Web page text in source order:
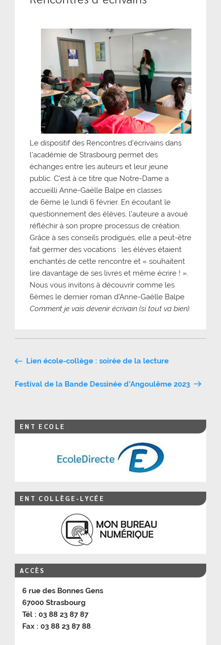
Le dispositif des Rencontres d’écrivains dans
l’académie de Strasbourg permet des
échanges entre les auteurs et leur jeune
public. C’est à ce titre que Notre-Dame a
accueilli Anne-Gaëlle Balpe en classes
de 6ème le lundi 6 février. En écoutant le
questionnement des élèves, l’auteure a avoué
réfléchir à son propre processus de création.
Grâce à ses conseils prodigués, elle a peut-être
fait germer des vocations : les élèves étaient
enchantés de cette rencontre et « souhaitent
lire davantage de ses livres et même écrire ! ».
Nous vous invitons à découvrir comme les
6èmes le dernier roman d’Anne-Gaëlle Balpe
Comment je vais devenir écrivain (si tout va bien).
Navigation
de
Lien école-collège : soirée de la lecture
Festival de la Bande Dessinée d’Angoulême 2023
ENT ECOLE
ENT COLLÈGE-LYCÉE
ACCÈS
6 rue des Bonnes Gens
67000 Strasbourg
Tél : 03 88 23 87 87
Fax : 03 88 23 87 88